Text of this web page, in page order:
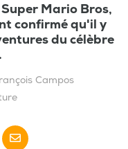
Mario Bros,
confirmé qu'il y
du célèbre
Campos